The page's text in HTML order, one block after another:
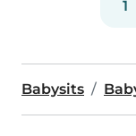
1
Babysits